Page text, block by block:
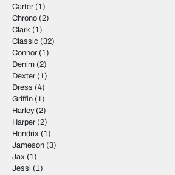
Carter (1)
Chrono (2)
Clark (1)
Classic (32)
Connor (1)
Denim (2)
Dexter (1)
Dress (4)
Griffin (1)
Harley(2)
Harper (2)
Hendrix (1)
Jameson (3)
Jax (1)
Jessi (1)